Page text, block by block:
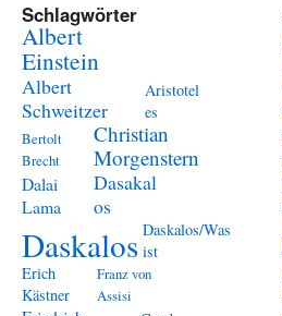
Schlagwörter
Albert
Einstein
Albert
Schweitzer
Aristotel
es
Bertolt
Brecht
Christian
Morgenstern
Dalai
Lama
Dasakal
os
Daskalos Daskalos/Was
ist
Erich
Kästner
Franz von
Assisi